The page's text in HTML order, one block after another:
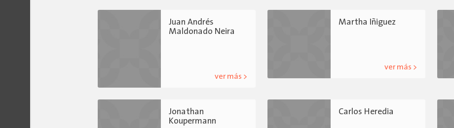
Juan Andrés
Maldonado Neira
ver más >
Martha Iñiguez
ver más >
Jonathan
Koupermann
Carlos Heredia